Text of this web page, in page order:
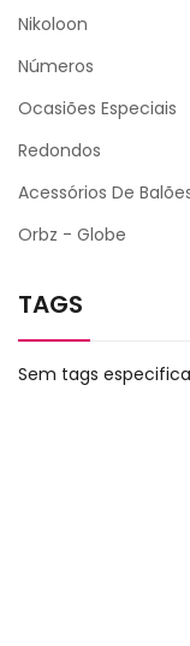
Nikoloon
Números
Ocasiões Especiais
Redondos
Acessórios De
Orbz - Globe
TAGS
Sem tags